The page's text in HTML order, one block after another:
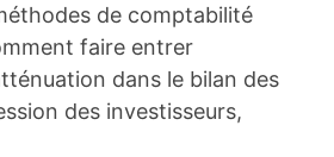
de comptabilité
faire entrer
dans le bilan des
des investisseurs,